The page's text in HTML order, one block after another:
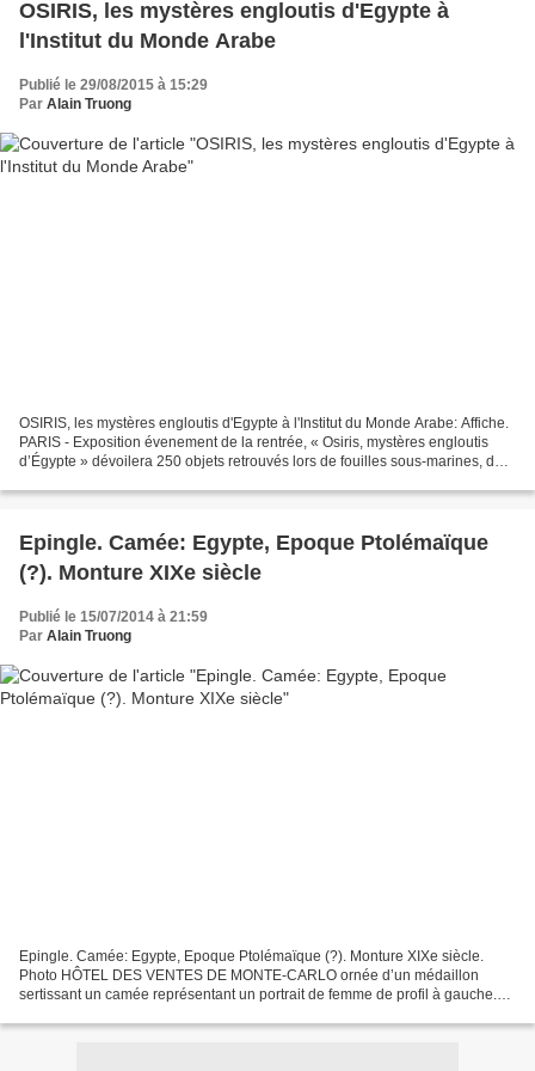
OSIRIS, les mystères engloutis d'Egypte à
l'Institut du Monde Arabe
Publié le 29/08/2015 à 15:29
Par Alain Truong
OSIRIS, les mystères engloutis d'Egypte à l'Institut du Monde Arabe: Affiche.
PARIS - Exposition évenement de la rentrée, « Osiris, mystères engloutis
d’Égypte » dévoilera 250 objets retrouvés lors de fouilles sous-marines, dont
Epingle. Camée: Egypte, Epoque Ptolémaïque
(?). Monture XIXe siècle
Publié le 15/07/2014 à 21:59
Par Alain Truong
Epingle. Camée: Egypte, Epoque Ptolémaïque (?). Monture XIXe siècle.
Photo HÔTEL DES VENTES DE MONTE-CARLO ornée d’un médaillon
sertissant un camée représentant un portrait de femme de profil à gauche.